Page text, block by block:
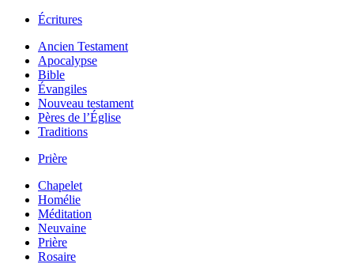
Écritures
Ancien Testament
Apocalypse
Bible
Évangiles
Nouveau testament
Pères de l’Église
Traditions
Prière
Chapelet
Homélie
Méditation
Neuvaine
Prière
Rosaire